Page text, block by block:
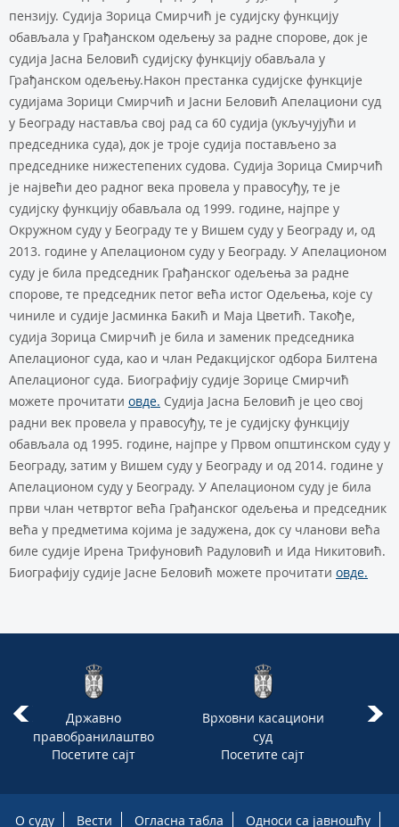
пензију. Судија Зорица Смирчић је судијску функцију
обављала у Грађанском одељењу за радне спорове, док је
судија Јасна Беловић судијску функцију обављала у
Грађанском одељењу.Након престанка судијске функције
судијама Зорици Смирчић и Јасни Беловић Апелациони суд
у Београду наставља свој рад са 60 судија (укључујући и
председника суда), док је троје судија постављено за
председнике нижестепених судова. Судија Зорица Смирчић
је највећи део радног века провела у правосуђу, те је
судијску функцију обављала од 1999. године, најпре у
Окружном суду у Београду те у Вишем суду у Београду и, од
2013. године у Апелационом суду у Београду. У Апелационом
суду је била председник Грађанског одељења за радне
спорове, те председник петог већа истог Одељења, које су
чиниле и судије Јасминка Бакић и Маја Цветић. Такође,
судија Зорица Смирчић је била и заменик председника
Апелационог суда, као и члан Редакцијског одбора Билтена
Апелационог суда. Биографију судије Зорице Смирчић
можете прочитати овде. Судија Јасна Беловић је цео свој
радни век провела у правосуђу, те је судијску функцију
обављала од 1995. године, најпре у Првом општинском суду у
Београду, затим у Вишем суду у Београду и од 2014. године у
Апелационом суду у Београду. У Апелационом суду је била
први члан четвртог већа Грађанског одељења и председник
већа у предметима којима је задужена, док су чланови већа
биле судије Ирена Трифуновић Радуловић и Ида Никитовић.
Биографију судије Јасне Беловић можете прочитати овде.
Државно
правобранилаштво
Посетите сајт
Врховни касациони
суд
Посетите сајт
О суду Вести Огласна табла Односи са јавношћу